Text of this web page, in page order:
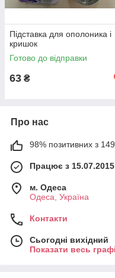
Підставка для ополоника і
кришок
Готово до відправки
63 ₴
Про нас
98% позитивних з 149
Працює з 15.07.2015
м. Одеса
Одеса, Україна
Контакти
Сьогодні вихідний
Показати весь